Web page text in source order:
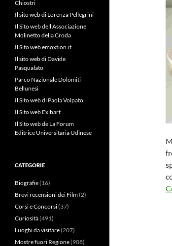
Chiostri
Il sito web di Lorenza Pellegrini
Il Sito web dell'Associazione
Molinetto della Croda
Il Sito web emoxtion.it
Il sito web di Davide
Pasqualato
Parco Nazionale Dolomiti
Bellunesi
Il Sito web di Paola Volpato
Il Sito web Exibart
Il Sito web de La Forum
Editrice Universitaria Udinese
CATEGORIE
Biografie(16)
Brevi recensioni dei Film(2)
Corsi e Concorsi(37)
Curiosità(491)
Luoghi da visitare(207)
Mostre fuori Regione(908)